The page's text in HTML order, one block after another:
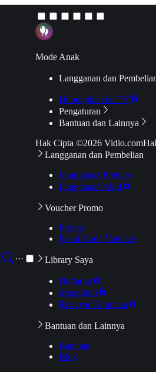
···
Mode Anak
Langganan dan
Hubungkan ke TV
Pengaturan
Bantuan dan Lainnya
Hak Cipta ©2026 Vidio.com
Langganan dan Pembelian
Langganan Premier
Langganan Aktif
Voucher Promo
Promo
Pakai Kode Voucher
Library Saya
Daftarku
Mengikuti
Riwayat Tontonan
Bantuan dan Lainnya
Bantuan
Blog